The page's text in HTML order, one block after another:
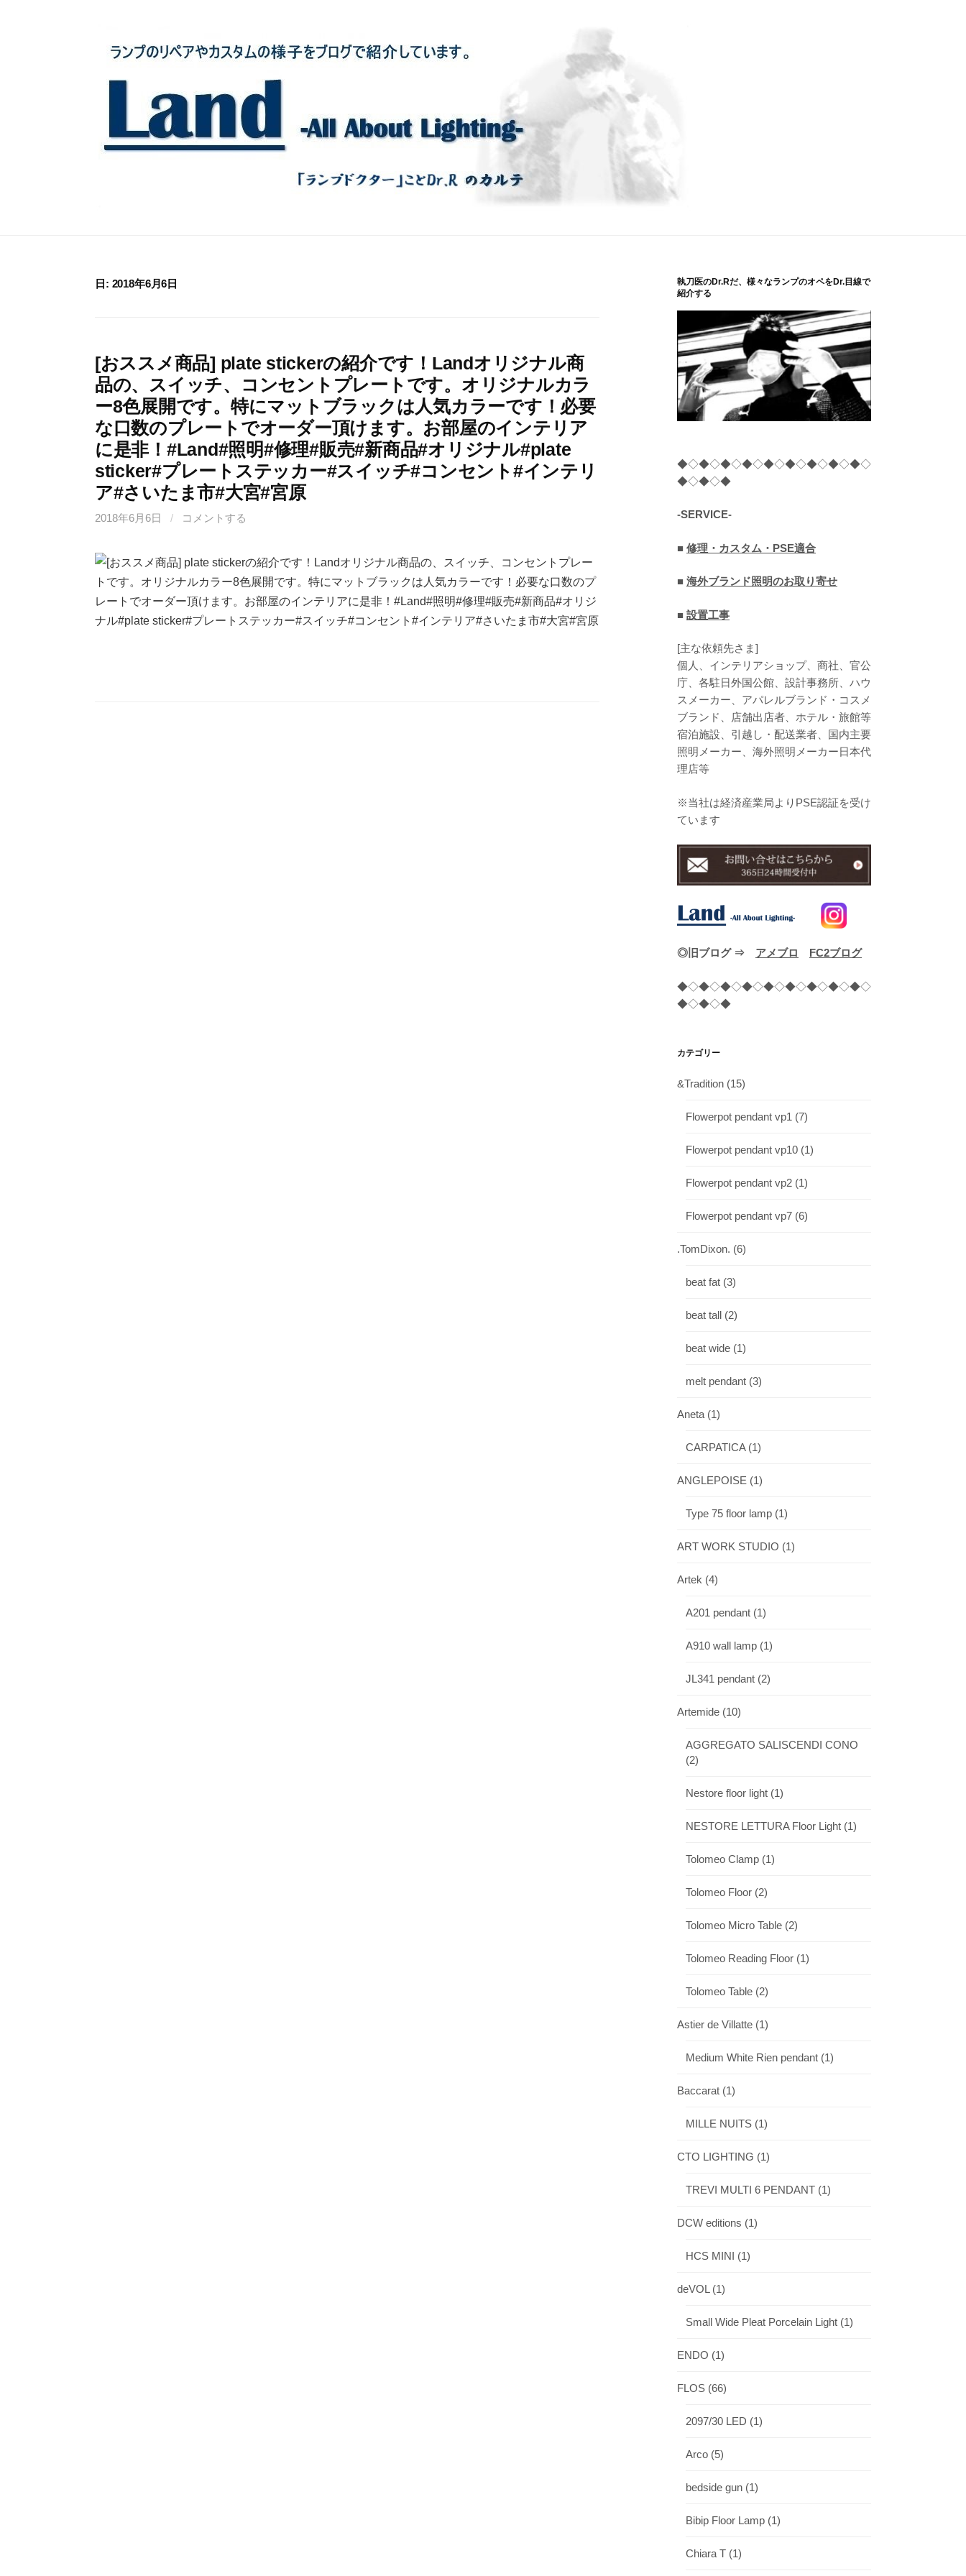
日: 2018年6月6日
[おススメ商品] plate sticker︎の紹介です！Landオリジナル商
品の、スイッチ、コンセントプレートです。オリジナルカラ
ー8色展開です。特にマットブラックは人気カラーです！必要
な口数のプレートでオーダー頂けます。お部屋のインテリア
に是非！#Land#照明#修理#販売#新商品#オリジナル#plate
sticker#プレートステッカー#スイッチ#コンセント#インテリ
ア#さいたま市#大宮#宮原
2018年6月6日 / コメントする
執刀医のDr.Rだ、様々なランプのオペをDr.目線で
紹介する
◆◇◆◇◆◇◆◇◆◇◆◇◆◇◆◇◆◇
◆◇◆◇◆
-SERVICE-
■ 修理・カスタム・PSE適合
■ 海外ブランド照明のお取り寄せ
■ 設置工事
[主な依頼先さま]
個人、インテリアショップ、商社、官公
庁、各駐日外国公館、設計事務所、ハウ
スメーカー、アパレルブランド・コスメ
ブランド、店舗出店者、ホテル・旅館等
宿泊施設、引越し・配送業者、国内主要
照明メーカー、海外照明メーカー日本代
理店等
※当社は経済産業局よりPSE認証を受け
ています
◎旧ブログ ⇒ アメブロ FC2ブログ
◆◇◆◇◆◇◆◇◆◇◆◇◆◇◆◇◆◇
◆◇◆◇◆
カテゴリー
&Tradition (15)
Flowerpot pendant vp1 (7)
Flowerpot pendant vp10 (1)
Flowerpot pendant vp2 (1)
Flowerpot pendant vp7 (6)
.TomDixon. (6)
beat fat (3)
beat tall (2)
beat wide (1)
melt pendant (3)
Aneta (1)
CARPATICA(1)
ANGLEPOISE (1)
Type 75 floor lamp (1)
ART WORK STUDIO (1)
Artek (4)
A201 pendant (1)
A910 wall lamp (1)
JL341 pendant (2)
Artemide (10)
AGGREGATO SALISCENDI CONO
(2)
Nestore floor light (1)
NESTORE LETTURA Floor Light (1)
Tolomeo Clamp (1)
Tolomeo Floor (2)
Tolomeo Micro Table (2)
Tolomeo Reading Floor (1)
Tolomeo Table (2)
Astier de Villatte (1)
Medium White Rien pendant (1)
Baccarat (1)
MILLE NUITS (1)
CTO LIGHTING (1)
TREVI MULTI 6 PENDANT (1)
DCW editions (1)
HCS MINI (1)
deVOL (1)
Small Wide Pleat Porcelain Light (1)
ENDO (1)
FLOS (66)
2097/30 LED (1)
Arco (5)
bedside gun (1)
Bibip Floor Lamp (1)
Chiara T (1)